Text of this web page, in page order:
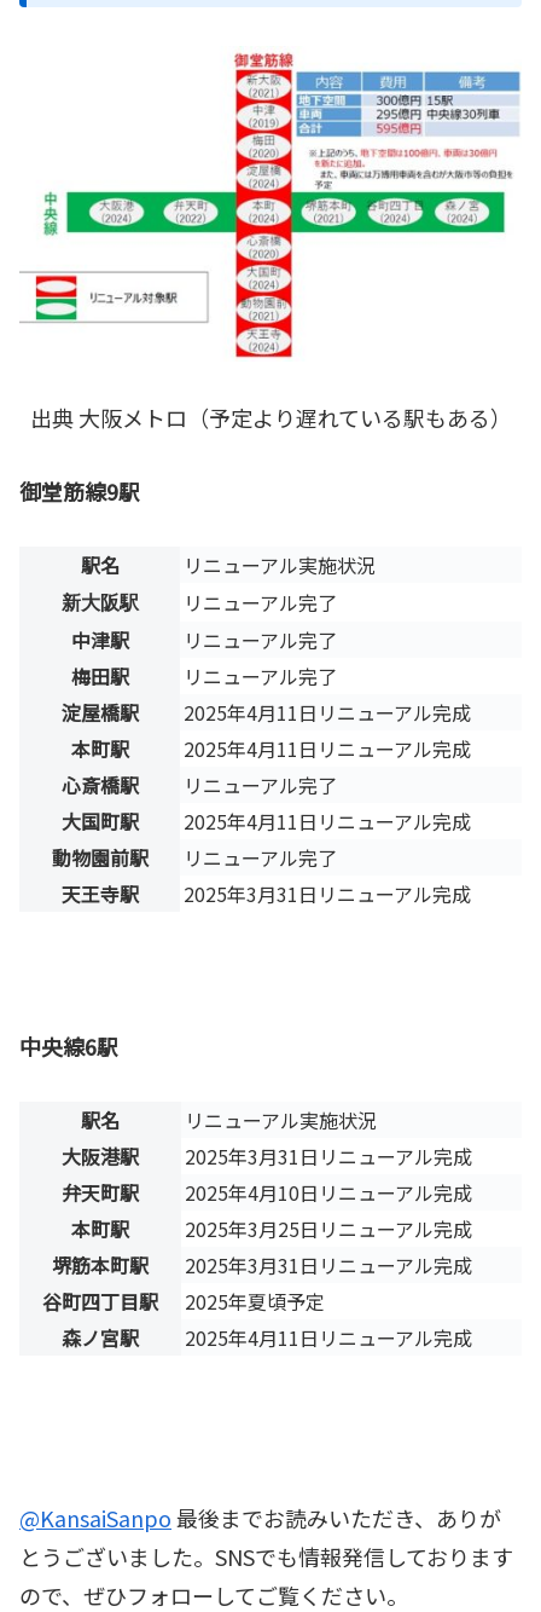
出典 大阪メトロ（予定より遅れている駅もある）
御堂筋線9駅
駅名 リニューアル実施状況
新大阪駅
リニューアル完了
中津駅
リニューアル完了
梅田駅
リニューアル完了
淀屋橋駅
2025年4月11日リニューアル完成
本町駅
2025年4月11日リニューアル完成
心斎橋駅
リニューアル完了
大国町駅
2025年4月11日リニューアル完成
動物園前駅
リニューアル完了
天王寺駅
2025年3月31日リニューアル完成
中央線6駅
駅名
リニューアル実施状況
大阪港駅
2025年3月31日リニューアル完成
弁天町駅
2025年4月10日リニューアル完成
本町駅
2025年3月25日リニューアル完成
堺筋本町駅
2025年3月31日リニューアル完成
谷町四丁目駅
2025年夏頃予定
森ノ宮駅
2025年4月11日リニューアル完成
@KansaiSanpo最後までお読みいただき、ありが
とうございました。SNSでも情報発信しております
ので、ぜひフォローしてご覧ください。